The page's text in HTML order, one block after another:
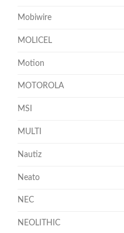
Mobiwire
MOLICEL
Motion
MOTOROLA
MSI
MULTI
Nautiz
Neato
NEC
NEOLITHIC